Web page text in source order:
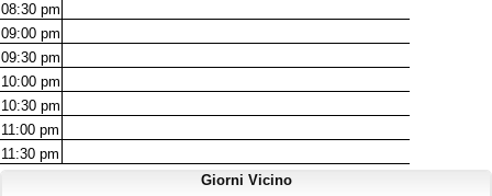
08:30 pm
09:00 pm
09:30 pm
10:00 pm
10:30 pm
11:00 pm
11:30 pm
Giorni Vicino